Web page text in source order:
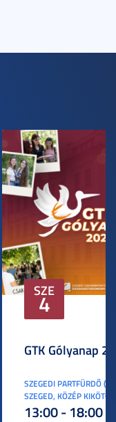
SZE
4
GTK Gólyanap
SZEGEDI PARTFÜRDŐ
SZEGED, KÖZÉP KIKÖTŐ
13:00 - 18:00